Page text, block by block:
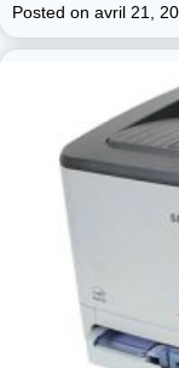
Posted on avril 21,